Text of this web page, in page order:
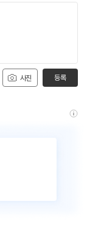
사진 등록